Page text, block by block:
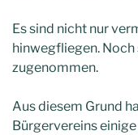
Es sind nicht nur
hinwegfliegen.
zugenommen.
Aus diesem Grund
Bürgervereins